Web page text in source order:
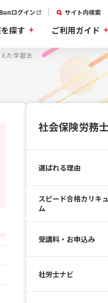
ログイン サイト内検索
探す ご利用ガイド
た学習法
社会保険労務士
選ばれる理由
スピード合格カリキ
ム
受講料・お申込み
社労士ナビ